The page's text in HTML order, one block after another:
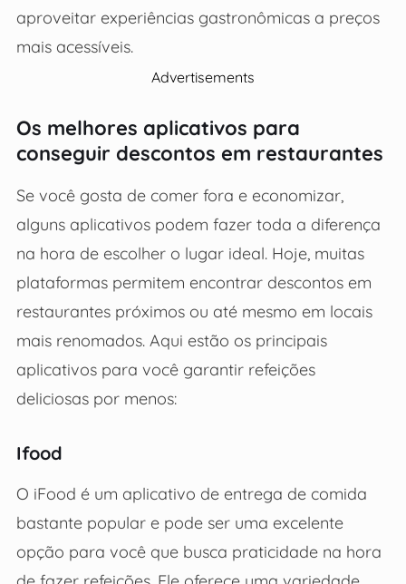
aproveitar experiências gastronômicas a preços
mais acessíveis.
Advertisements
Os melhores aplicativos para
conseguir descontos em restaurantes
Se você gosta de comer fora e economizar,
alguns aplicativos podem fazer toda a diferença
na hora de escolher o lugar ideal. Hoje, muitas
plataformas permitem encontrar descontos em
restaurantes próximos ou até mesmo em locais
mais renomados. Aqui estão os principais
aplicativos para você garantir refeições
deliciosas por menos:
Ifood
O iFood é um aplicativo de entrega de comida
bastante popular e pode ser uma excelente
opção para você que busca praticidade na hora